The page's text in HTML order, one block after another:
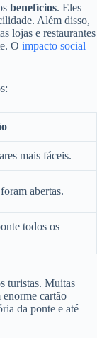
benefícios. Eles
Além disso,
lojas e restaurantes
O impacto social
mais fáceis.
abertas.
todos os
turistas. Muitas
cartão
da ponte e até